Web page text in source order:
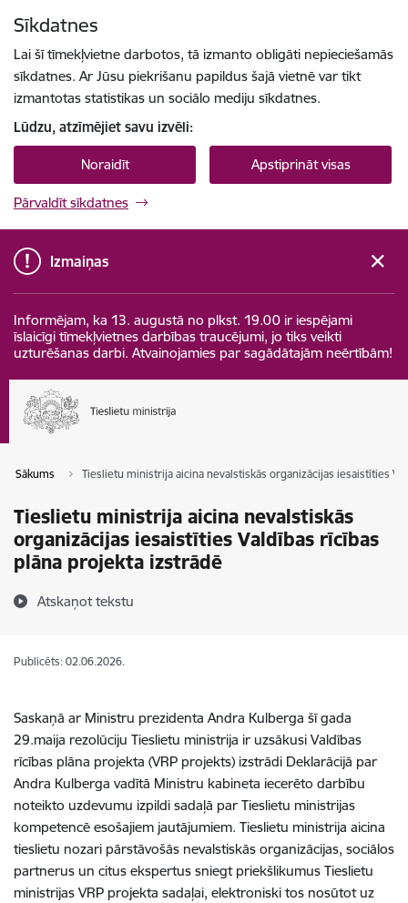
Sīkdatnes
Lai šī tīmekļvietne darbotos, tā izmanto obligāti nepieciešamās
sīkdatnes. Ar Jūsu piekrišanu papildus šajā vietnē var tikt
izmantotas statistikas un sociālo mediju sīkdatnes.
Lūdzu, atzīmējiet savu izvēli:
Noraidīt Apstiprināt visas
Pārvaldīt sīkdatnes
Izmaiņas
Informējam, ka 13. augustā no plkst. 19.00 ir iespējami
īslaicīgi tīmekļvietnes darbības traucējumi, jo tiks veikti
uzturēšanas darbi. Atvainojamies par sagādātajām neērtībām!
Sākums Tieslietu ministrija aicina nevalstiskās organizācijas iesaistīties
Tieslietu ministrija aicina nevalstiskās
organizācijas iesaistīties Valdības rīcības
plāna projekta izstrādē
Atskaņot tekstu
Publicēts: 02.06.2026.
Saskaņā ar Ministru prezidenta Andra Kulberga šī gada
29.maija rezolūciju Tieslietu ministrija ir uzsākusi Valdības
rīcības plāna projekta (VRP projekts) izstrādi Deklarācijā par
Andra Kulberga vadītā Ministru kabineta iecerēto darbību
noteikto uzdevumu izpildi sadaļā par Tieslietu ministrijas
kompetencē esošajiem jautājumiem. Tieslietu ministrija aicina
tieslietu nozari pārstāvošās nevalstiskās organizācijas, sociālos
partnerus un citus ekspertus sniegt priekšlikumus Tieslietu
ministrijas VRP projekta sadaļai, elektroniski tos nosūtot uz